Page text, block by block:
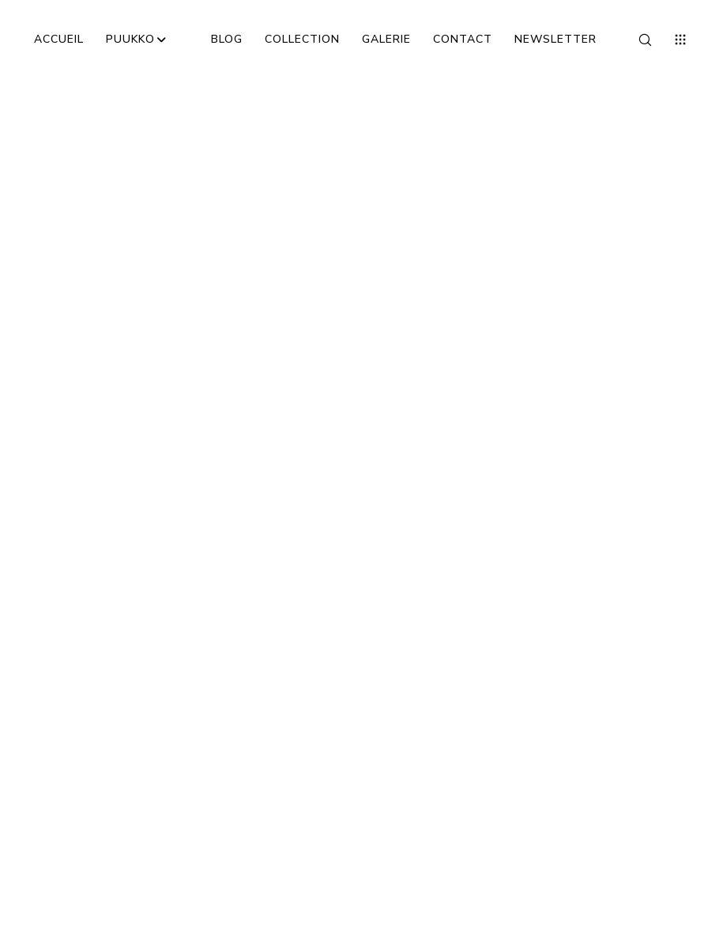
ACCUEIL PUUKKO BLOG COLLECTION GALERIE CONTACT NEWSLETTER